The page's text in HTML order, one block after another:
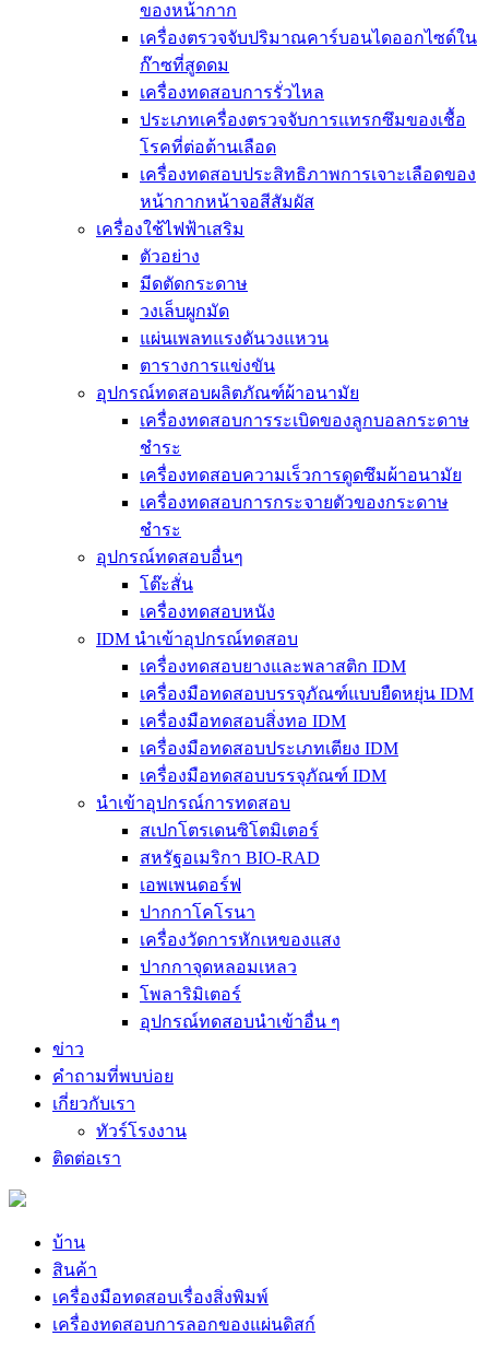
ของหน้ากาก
เครื่องตรวจจับปริมาณคาร์บอนไดออกไซด์ใน
ก๊าซที่สูดดม
เครื่องทดสอบการรั่วไหล
ประเภทเครื่องตรวจจับการแทรกซึมของเชื้อ
โรคที่ต่อต้านเลือด
เครื่องทดสอบประสิทธิภาพการเจาะเลือดของ
หน้ากากหน้าจอสีสัมผัส
เครื่องใช้ไฟฟ้าเสริม
ตัวอย่าง
มีดตัดกระดาษ
วงเล็บผูกมัด
แผ่นเพลทแรงดันวงแหวน
ตารางการแข่งขัน
อุปกรณ์ทดสอบผลิตภัณฑ์ผ้าอนามัย
เครื่องทดสอบการระเบิดของลูกบอลกระดาษ
ชำระ
เครื่องทดสอบความเร็วการดูดซึมผ้าอนามัย
เครื่องทดสอบการกระจายตัวของกระดาษ
ชำระ
อุปกรณ์ทดสอบอื่นๆ
โต๊ะสั่น
เครื่องทดสอบหนัง
IDM นำเข้าอุปกรณ์ทดสอบ
เครื่องทดสอบยางและพลาสติก IDM
เครื่องมือทดสอบบรรจุภัณฑ์แบบยืดหยุ่น IDM
เครื่องมือทดสอบสิ่งทอ IDM
เครื่องมือทดสอบประเภทเตียง IDM
เครื่องมือทดสอบบรรจุภัณฑ์ IDM
นำเข้าอุปกรณ์การทดสอบ
สเปกโตรเดนซิโตมิเตอร์
สหรัฐอเมริกา BIO-RAD
เอพเพนดอร์ฟ
ปากกาโคโรนา
เครื่องวัดการหักเหของแสง
ปากกาจุดหลอมเหลว
โพลาริมิเตอร์
อุปกรณ์ทดสอบนำเข้าอื่น ๆ
ข่าว
คำถามที่พบบ่อย
เกี่ยวกับเรา
ทัวร์โรงงาน
ติดต่อเรา
บ้าน
สินค้า
เครื่องมือทดสอบเรื่องสิ่งพิมพ์
เครื่องทดสอบการลอกของแผ่นดิสก์